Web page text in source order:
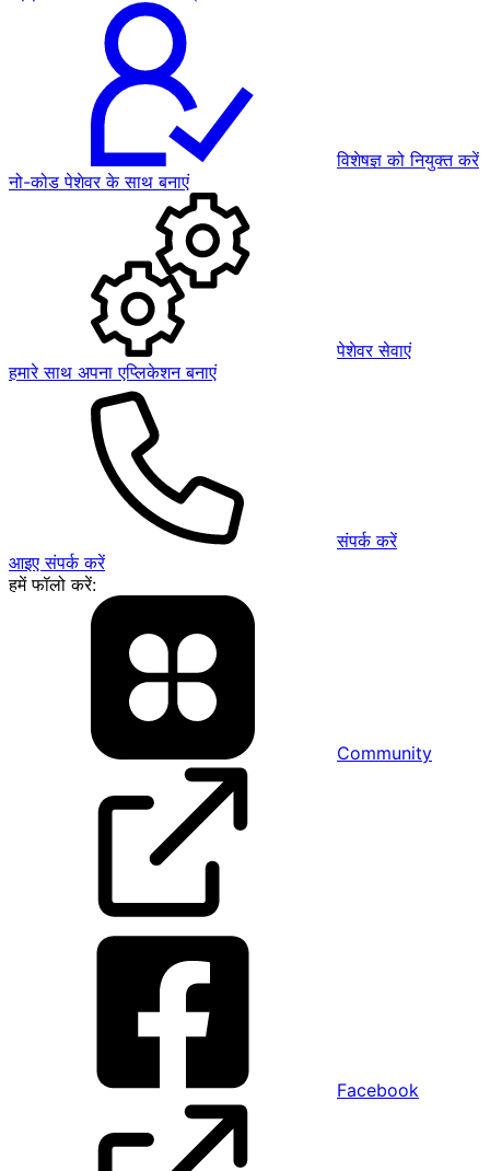
विशेषज्ञ को नियुक्त करें
नो-कोड पेशेवर के साथ बनाएं
पेशेवर सेवाएं
हमारे साथ अपना एप्लिकेशन बनाएं
संपर्क करें
आइए संपर्क करें
हमें फॉलो करें:
Community
Facebook